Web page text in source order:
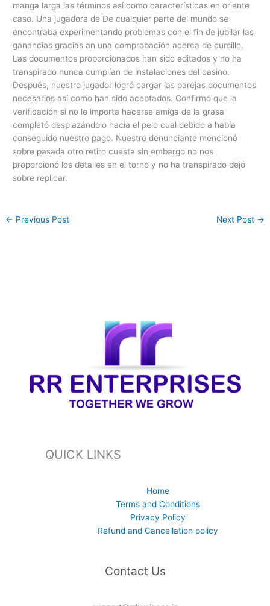
manga larga las términos así­ como características en oriente
caso. Una jugadora de De cualquier parte del mundo se
encontraba experimentando problemas con el fin de jubilar las
ganancias gracias an una comprobación acerca de cursillo.
Las documentos proporcionados han sido editados y no ha
transpirado nunca cumplían de instalaciones del casino.
Después, nuestro jugador logró cargar las parejas documentos
necesarios así­ como han sido aceptados. Confirmó que la
verificación si no le importa hacerse amiga de la grasa
completó desplazándolo hacia el pelo cual debido a había
conseguido nuestro pago. Nuestro denunciante mencionó
sobre pasada otro retiro cuesta sin embargo no nos
proporcionó los detalles en el torno y no ha transpirado dejó
sobre replicar.
← Previous Post Next Post →
QUICK LINKS
Home
Terms and Conditions
Privacy Policy
Refund and Cancellation policy
Contact Us